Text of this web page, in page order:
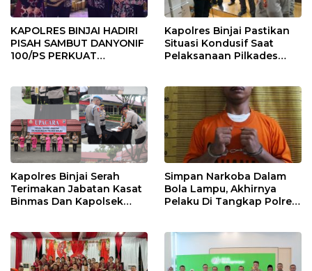
KAPOLRES BINJAI HADIRI
PISAH SAMBUT DANYONIF
100/PS PERKUAT
Kapolres Binjai Pastikan
Situasi Kondusif Saat
Pelaksanaan Pilkades
Kapolres Binjai Serah
Terimakan Jabatan Kasat
Binmas Dan Kapolsek
Simpan Narkoba Dalam
Bola Lampu, Akhirnya
Pelaku Di Tangkap Polres